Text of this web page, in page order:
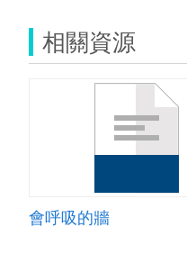
相關資源
會呼吸的牆